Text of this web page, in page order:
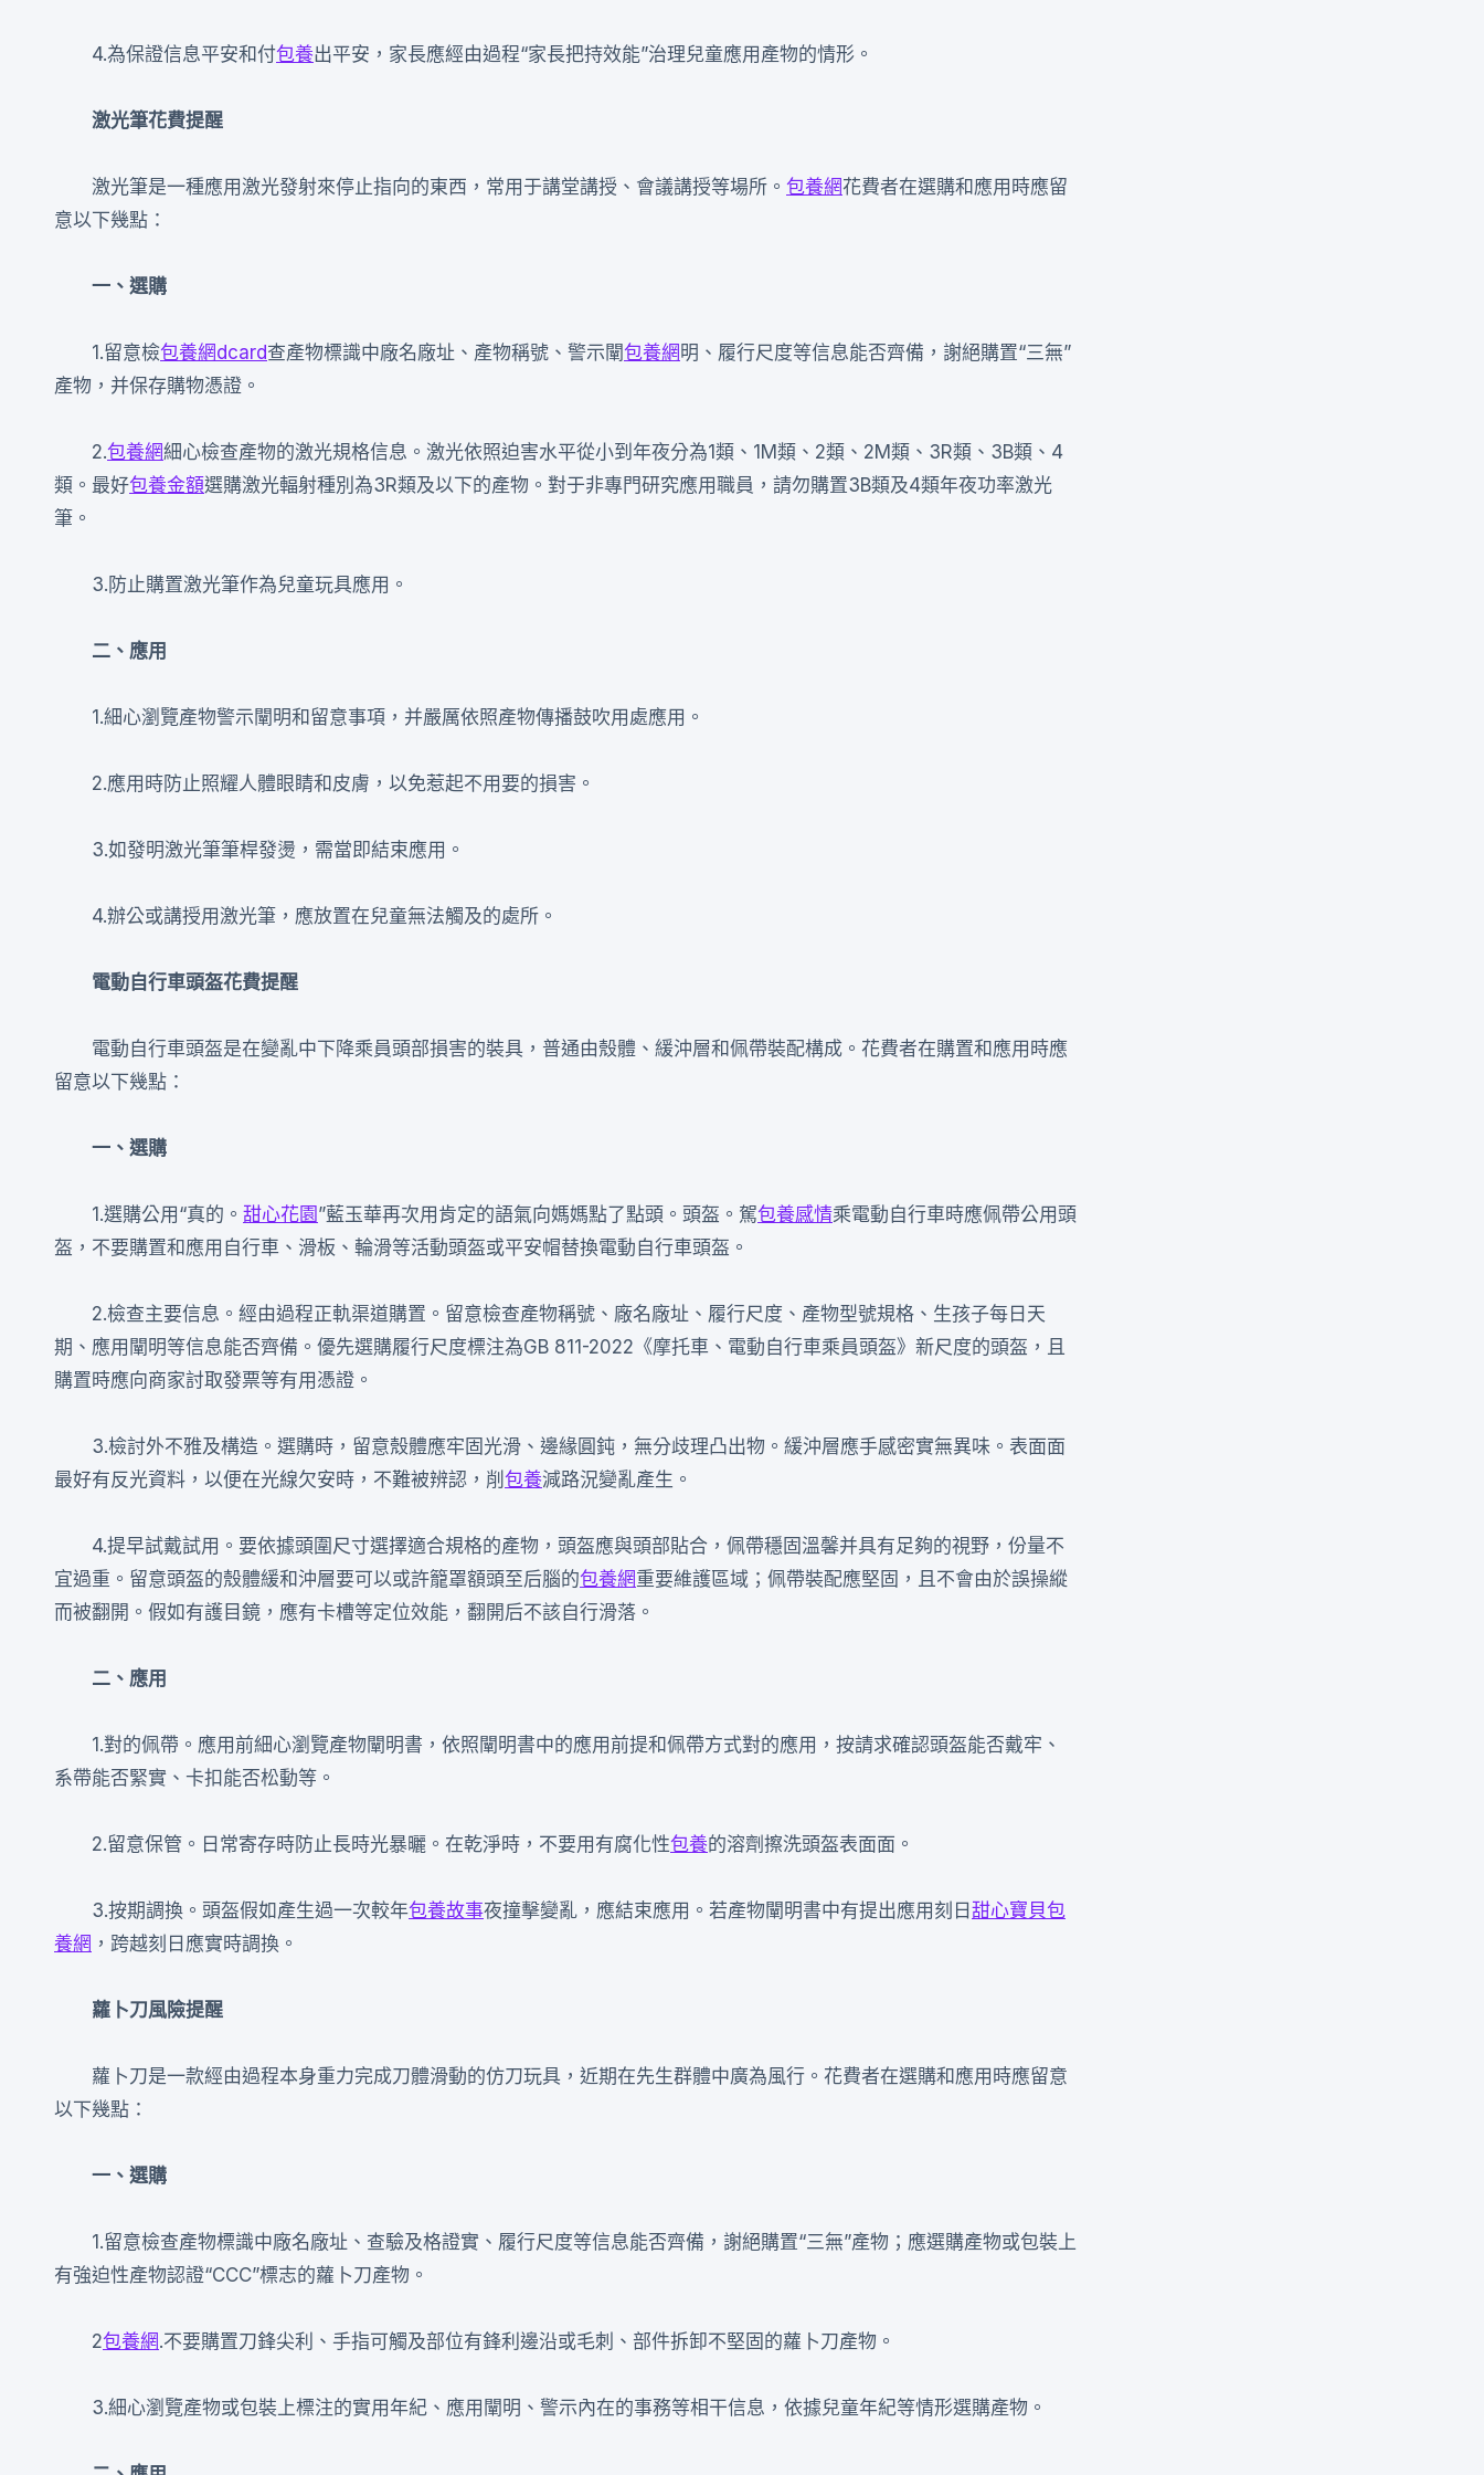
4.為保證信息平安和付包養出平安，家長應經由過程“家長把持效能”治理兒童應用產物的情形。
激光筆花費提醒
激光筆是一種應用激光發射來停止指向的東西，常用于講堂講授、會議講授等場所。 包養網花費者在選購和應用時應留
意以下幾點：
一、選購
1.留意檢包養網dcard查產物標識中廠名廠址、產物稱號、警示闡包養網明、履行尺度等信息能否齊備，謝絕購置“三無”
產物，并保存購物憑證。
2.包養網細心檢查產物的激光規格信息。激光依照迫害水平從小到年夜分為1類、1M類、2類、2M類、3R類、3B類、4
類。最好包養金額選購激光輻射種別為3R類及以下的產物。對于非專門研究應用職員，請勿購置3B類及4類年夜功率激光
筆。
3.防止購置激光筆作為兒童玩具應用。
二、應用
1.細心瀏覽產物警示闡明和留意事項，并嚴厲依照產物傳播鼓吹用處應用。
2.應用時防止照耀人體眼睛和皮膚，以免惹起不用要的損害。
3.如發明激光筆筆桿發燙，需當即結束應用。
4.辦公或講授用激光筆，應放置在兒童無法觸及的處所。
電動自行車頭盔花費提醒
電動自行車頭盔是在變亂中下降乘員頭部損害的裝具，普通由殼體、緩沖層和佩帶裝配構成。花費者在購置和應用時應
留意以下幾點：
一、選購
1.選購公用“真的。 甜心花園”藍玉華再次用肯定的語氣向媽媽點了點頭。頭盔。駕包養感情乘電動自行車時應佩帶公用頭
盔，不要購置和應用自行車、滑板、輪滑等活動頭盔或平安帽替換電動自行車頭盔。
2.檢查主要信息。經由過程正軌渠道購置。留意檢查產物稱號、廠名廠址、履行尺度、產物型號規格、生孩子每日天
期、應用闡明等信息能否齊備。優先選購履行尺度標注為GB 811-2022《摩托車、電動自行車乘員頭盔》新尺度的頭盔，且
購置時應向商家討取發票等有用憑證。
3.檢討外不雅及構造。選購時，留意殼體應牢固光滑、邊緣圓鈍，無分歧理凸出物。緩沖層應手感密實無異味。表面面
最好有反光資料，以便在光線欠安時，不難被辨認，削 包養減路況變亂產生。
4.提早試戴試用。要依據頭圍尺寸選擇適合規格的產物，頭盔應與頭部貼合，佩帶穩固溫馨并具有足夠的視野，份量不
宜過重。留意頭盔的殼體緩和沖層要可以或許籠罩額頭至后腦的包養網重要維護區域；佩帶裝配應堅固，且不會由於誤操縱
而被翻開。假如有護目鏡，應有卡槽等定位效能，翻開后不該自行滑落。
二、應用
1.對的佩帶。應用前細心瀏覽產物闡明書，依照闡明書中的應用前提和佩帶方式對的應用，按請求確認頭盔能否戴牢、
系帶能否緊實、卡扣能否松動等。
2.留意保管。日常寄存時防止長時光暴曬。在乾淨時，不要用有腐化性包養的溶劑擦洗頭盔表面面。
3.按期調換。頭盔假如產生過一次較年包養故事夜撞擊變亂，應結束應用。若產物闡明書中有提出應用刻日甜心寶貝包
養網 ，跨越刻日應實時調換。
蘿卜刀風險提醒
蘿卜刀是一款經由過程本身重力完成刀體滑動的仿刀玩具，近期在先生群體中廣為風行。花費者在選購和應用時應留意
以下幾點：
一、選購
1.留意檢查產物標識中廠名廠址、查驗及格證實、履行尺度等信息能否齊備，謝絕購置“三無”產物；應選購產物或包裝上
有強迫性產物認證“CCC”標志的蘿卜刀產物。
2包養網.不要購置刀鋒尖利、手指可觸及部位有鋒利邊沿或毛刺、部件拆卸不堅固的蘿卜刀產物。
3.細心瀏覽產物或包裝上標注的實用年紀、應用闡明、警示內在的事務等相干信息，依據兒童年紀等情形選購產物。